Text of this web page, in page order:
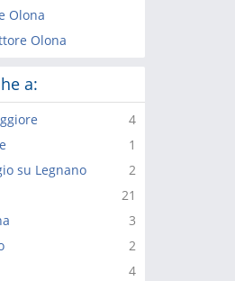
Olona
Olona
a:
4
1
2
su Legnano
21
3
2
4